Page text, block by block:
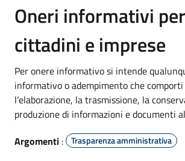
Oneri informativi per
cittadini e imprese
Per onere informativo si intende
informativo o adempimento che
l’elaborazione, la trasmissione, la
produzione di informazioni e documenti
Argomenti : Trasparenza amministrativa